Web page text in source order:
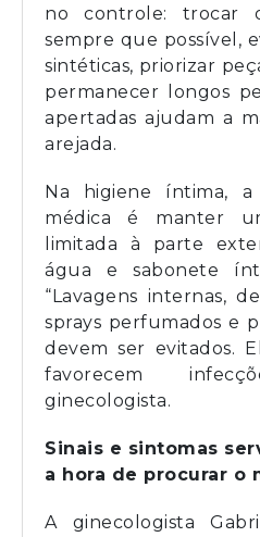
no controle: trocar
sempre que possível,
sintéticas, priorizar
permanecer longos
apertadas ajudam a
arejada.
Na higiene íntima, a
médica é manter
limitada à parte
água e sabonete
“Lavagens internas,
sprays perfumados e
devem ser evitados.
favorecem
ginecologista.
Sinais e sintomas
a hora de procurar o
A ginecologista